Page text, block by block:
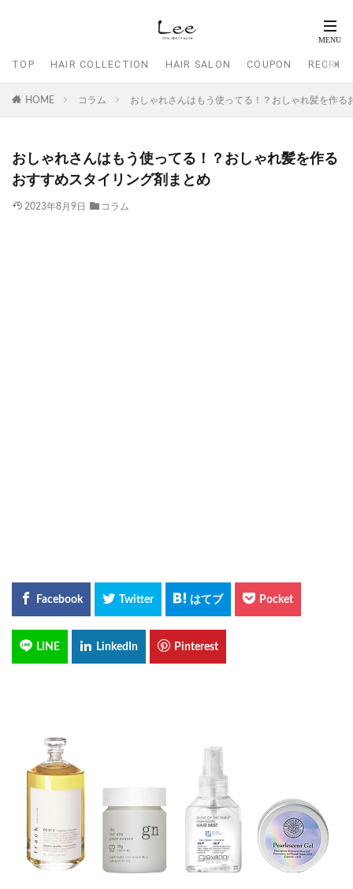
TOP HAIR COLLECTION HAIR SALON COUPON
HOME コラム おしゃれさんはもう使ってる！？おしゃれ髪を作る
おしゃれさんはもう使ってる！？おしゃれ髪を作る
おすすめスタイリング剤まとめ
2023年8月9日 コラム